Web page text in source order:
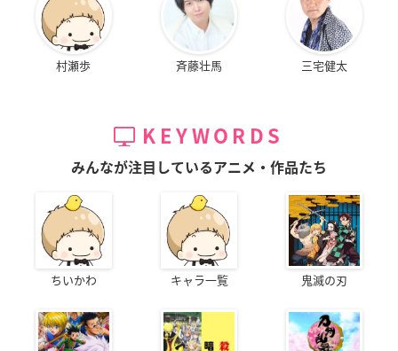
村瀬歩 斉藤壮馬 三宅健太
KEYWORDS
みんなが注目しているアニメ・作品たち
ちいかわ キャラ一覧 鬼滅の刃